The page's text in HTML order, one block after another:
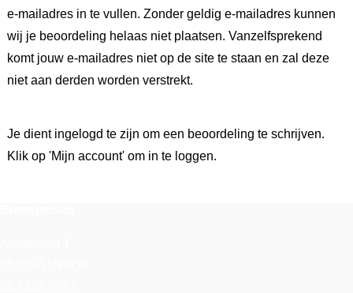
e-mailadres in te vullen. Zonder geldig e-mailadres kunnen
wij je beoordeling helaas niet plaatsen. Vanzelfsprekend
komt jouw e-mailadres niet op de site te staan en zal deze
niet aan derden worden verstrekt.
Je dient ingelogd te zijn om een beoordeling te schrijven.
Klik op 'Mijn account' om in te loggen.